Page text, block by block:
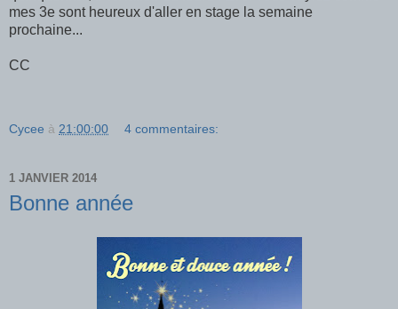
mes 3e sont heureux d'aller en stage la semaine
prochaine...
CC
Cycee à 21:00:00 4 commentaires:
1 JANVIER 2014
Bonne année